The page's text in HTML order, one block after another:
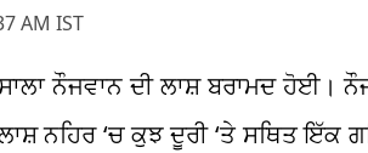
AM IST
ਨੌਜਵਾਨ ਦੀ ਲਾਸ਼ ਬਰਾਮਦ ਹੋਈ।
ਨਹਿਰ‘ਚ ਕੁਝ ਦੂਰੀ ‘ਤੇ ਸਥਿਤ ਇੱਕ